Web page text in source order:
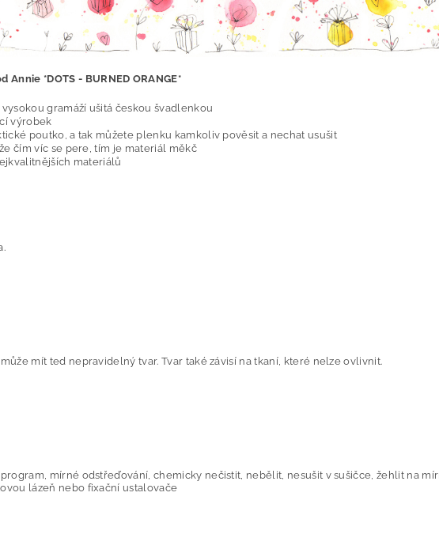
Annie *DOTS - BURNED ORANGE*
gramáží ušitá českou švadlenkou
výrobek
poutko, a tak můžete plenku kamkoliv pověsit a nechat usušit
čím víc se pere, tím je materiál měkč
materiálů
mít ted nepravidelný tvar. Tvar také závisí na tkaní, které nelze ovlivnit.
mírné odstřeďování, chemicky nečistit, nebělit, nesušit v sušičce, žehlit na
lázeň nebo fixační ustalovače